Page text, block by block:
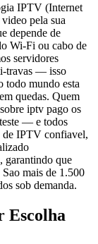
IPTV (Internet
pela sua
depende de
Wi-Fi ou cabo de
servidores
travas — isso
todo mundo esta
quedas. Quem
iptv pago os
— e todos
de IPTV confiavel,
garantindo que
mais de 1.500
sob demanda.
Escolha